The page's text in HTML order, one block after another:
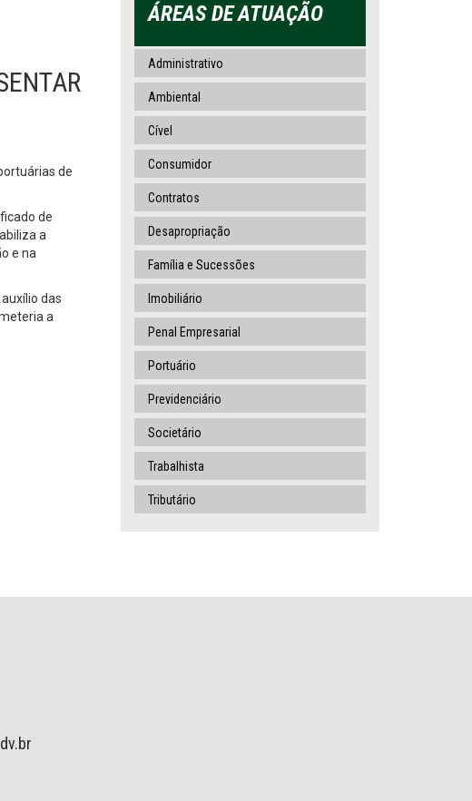
de
de
a
e na
das
a
ÁREAS DE ATUAÇÃO
Administrativo
Ambiental
Cível
Consumidor
Contratos
Desapropriação
Família e Sucessões
Imobiliário
Penal Empresarial
Portuário
Previdenciário
Societário
Trabalhista
Tributário